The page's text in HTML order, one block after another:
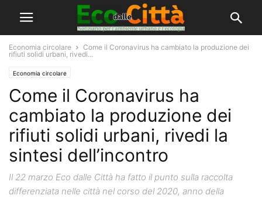
Economia circolare
Come il Coronavirus ha cambiato la produzione dei
rifiuti solidi urbani, rivedi...
Economia circolare
Come il Coronavirus ha
cambiato la produzione dei
rifiuti solidi urbani, rivedi la
sintesi dell’incontro
Il 22 marzo Eco dalle Città ha fatto il punto sulla raccolta
differenziata nelle città nel corso del 2020, anno della